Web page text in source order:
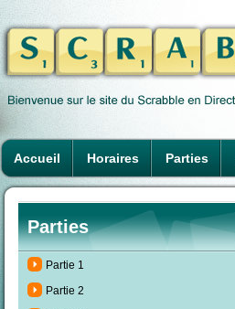
Accueil Horaires Parties
Parties
Partie 1
Partie 2